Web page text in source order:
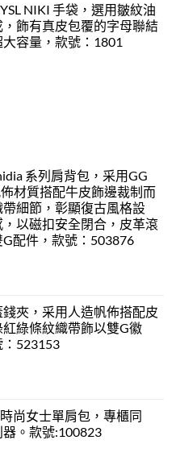
NIKI 手袋，選用皺紋油
飾有真皮包覆的字母聯結
容量，款號：1801
系列肩背包，采用GG
材質搭配牛皮飾邊裁制而
細節，彰顯復古風格設
以磁扣安全閉合，皮革滾
配件，款號：503876
夾，采用人造帆佈搭配皮
綠條紋織帶飾以雙G徽
523153
尚女士單肩包，專櫃同
。款號:100823